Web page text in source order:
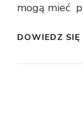
mogą mieć
DOWIEDZ SIĘ